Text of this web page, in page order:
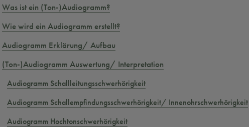
Was ist ein (Ton-)Audiogramm?
Wie wird ein Audiogramm erstellt?
Audiogramm Erklärung/ Aufbau
(Ton-)Audiogramm Auswertung/ Interpretation
Audiogramm Schallleitungsschwerhörigkeit
Audiogramm Schallempfindungsschwerhörigkeit/ Innenohrschwerhörigkeit
Audiogramm Hochtonschwerhörigkeit